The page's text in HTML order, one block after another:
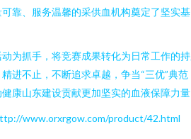
靠、服务温馨的采供血机构奠定了坚实基
为抓手，将竞赛成果转化为日常工作的
进不止，不断追求卓越，争当“三优”典范
康山东建设贡献更加坚实的血液保障力
www.orxrgow.com/product/42.html